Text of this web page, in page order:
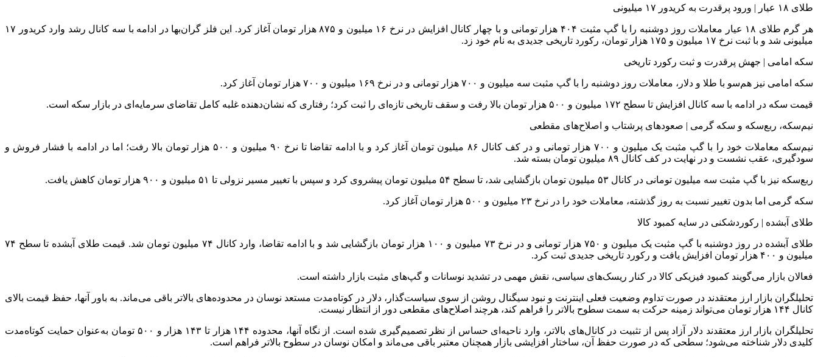
طلای ۱۸ عیار | ورود پرقدرت به کریدور ۱۷ میلیونی
هر گرم طلای ۱۸ عیار معاملات روز دوشنبه را با گپ مثبت ۴۰۴ هزار تومانی و با چهار کانال افزایش در نرخ ۱۶ میلیون و ۸۷۵ هزار تومان آغاز کرد. این فلز گران‌بها در ادامه با سه کانال رشد وارد کریدور ۱۷
میلیونی شد و با ثبت نرخ ۱۷ میلیون و ۱۷۵ هزار تومان، رکورد تاریخی جدیدی به نام خود زد.
سکه امامی | جهش پرقدرت و ثبت رکورد تاریخی
سکه امامی نیز هم‌سو با طلا و دلار، معاملات روز دوشنبه را با گپ مثبت سه میلیون و ۷۰۰ هزار تومانی و در نرخ ۱۶۹ میلیون و ۷۰۰ هزار تومان آغاز کرد.
قیمت سکه در ادامه با سه کانال افزایش تا سطح ۱۷۲ میلیون و ۵۰۰ هزار تومان بالا رفت و سقف تاریخی تازه‌ای را ثبت کرد؛ رفتاری که نشان‌دهنده غلبه کامل تقاضای سرمایه‌ای در بازار سکه است.
نیم‌سکه، ربع‌سکه و سکه گرمی | صعودهای پرشتاب و اصلاح‌های مقطعی
نیم‌سکه معاملات خود را با گپ مثبت یک میلیون و ۷۰۰ هزار تومانی و در کف کانال ۸۶ میلیون تومان آغاز کرد و با ادامه تقاضا تا نرخ ۹۰ میلیون و ۵۰۰ هزار تومان بالا رفت؛ اما در ادامه با فشار فروش و
سودگیری، عقب نشست و در نهایت در کف کانال ۸۹ میلیون تومان بسته شد.
ربع‌سکه نیز با گپ مثبت سه میلیون تومانی در کانال ۵۳ میلیون تومان بازگشایی شد، تا سطح ۵۴ میلیون تومان پیشروی کرد و سپس با تغییر مسیر نزولی تا ۵۱ میلیون و ۹۰۰ هزار تومان کاهش یافت.
سکه گرمی اما بدون تغییر نسبت به روز گذشته، معاملات خود را در نرخ ۲۳ میلیون و ۵۰۰ هزار تومان آغاز کرد.
طلای آبشده | رکوردشکنی در سایه کمبود کالا
طلای آبشده در روز دوشنبه با گپ مثبت یک میلیون و ۷۵۰ هزار تومانی و در نرخ ۷۳ میلیون و ۱۰۰ هزار تومان بازگشایی شد و با ادامه تقاضا، وارد کانال ۷۴ میلیون تومان شد. قیمت طلای آبشده تا سطح ۷۴
میلیون و ۴۰۰ هزار تومان افزایش یافت و رکورد تاریخی جدیدی ثبت کرد.
فعالان بازار می‌گویند کمبود فیزیکی کالا در کنار ریسک‌های سیاسی، نقش مهمی در تشدید نوسانات و گپ‌های مثبت بازار داشته است.
تحلیلگران بازار ارز معتقدند در صورت تداوم وضعیت فعلی اینترنت و نبود سیگنال روشن از سوی سیاست‌گذار، دلار در کوتاه‌مدت مستعد نوسان در محدوده‌های بالاتر باقی می‌ماند. به باور آنها، حفظ قیمت بالای
کانال ۱۴۴ هزار تومان می‌تواند زمینه حرکت به سمت سطوح بالاتر را فراهم کند، هرچند اصلاح‌های مقطعی دور از انتظار نیست.
تحلیلگران بازار ارز معتقدند دلار آزاد پس از تثبیت در کانال‌های بالاتر، وارد ناحیه‌ای حساس از نظر تصمیم‌گیری شده است. از نگاه آنها، محدوده ۱۴۴ هزار تا ۱۴۳ هزار و ۵۰۰ تومان به‌عنوان حمایت کوتاه‌مدت
کلیدی دلار شناخته می‌شود؛ سطحی که در صورت حفظ آن، ساختار افزایشی بازار همچنان معتبر باقی می‌ماند و امکان نوسان در سطوح بالاتر فراهم است.